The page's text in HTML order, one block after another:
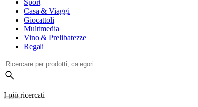
Sport
Casa & Viaggi
Giocattoli
Multimedia
Vino & Prelibatezze
Regali
I più ricercati